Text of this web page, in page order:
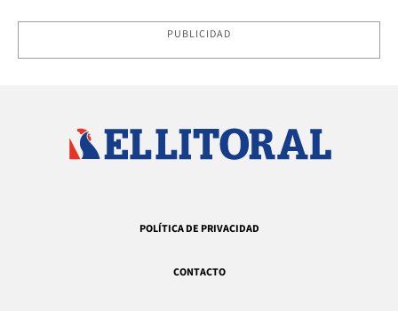
PUBLICIDAD
POLÍTICA DE PRIVACIDAD
CONTACTO